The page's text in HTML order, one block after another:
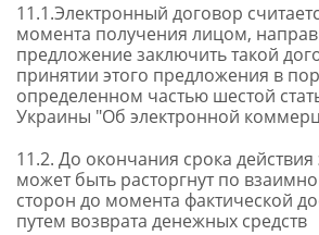
11.1.Электронный договор
момента получения лицом,
предложение заключить такой
принятии этого предложения в
определенном частью шестой
Украины "Об электронной
11.2. До окончания срока действия
может быть расторгнут по
сторон до момента фактической
путем возврата денежных средств